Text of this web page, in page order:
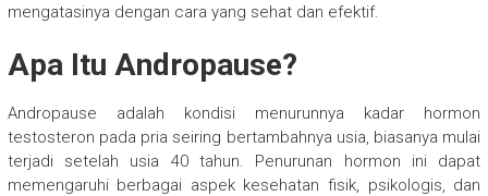
mengatasinya dengan cara yang sehat dan efektif.
Apa Itu Andropause?
Andropause adalah kondisi menurunnya kadar hormon
testosteron pada pria seiring bertambahnya usia, biasanya mulai
terjadi setelah usia 40 tahun. Penurunan hormon ini dapat
memengaruhi berbagai aspek kesehatan fisik, psikologis, dan